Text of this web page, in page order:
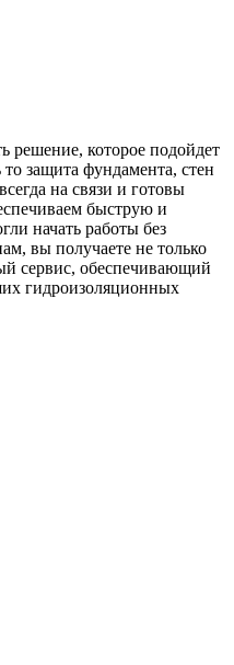
решение, которое подойдет
защита фундамента, стен
на связи и готовы
быструю и
начать работы без
вы получаете не только
сервис, обеспечивающий
гидроизоляционных